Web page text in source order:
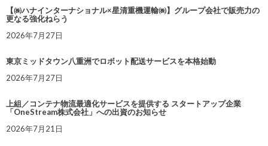
【㈱ハナインターナショナル×星清重機運輸㈱】グループ会社で販売力の
更なる強化ねらう
2026年7月27日
東京ミッドタウン八重洲でロボット配送サービスを本格始動
2026年7月27日
上組／コンテナ物流最適化サービスを提供する スタートアップ企業
「OneStream株式会社」への出資のお知らせ
2026年7月21日